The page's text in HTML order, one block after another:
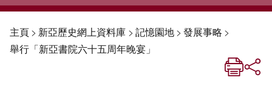
主頁> 新亞歷史網上資料庫 > 記憶園地> 發展事略 >
舉行「新亞書院六十五周年晚宴」